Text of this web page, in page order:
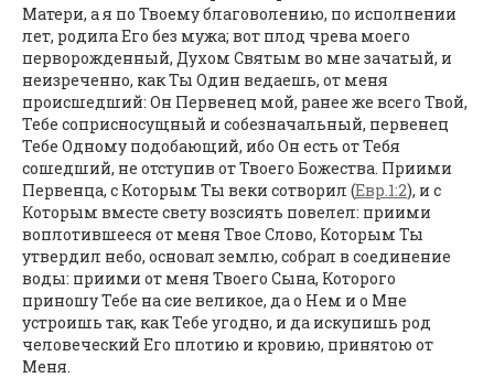
Матери, а я по Твоему благоволению, по исполнении
лет, родила Его без мужа; вот плод чрева моего
перворожденный, Духом Святым во мне зачатый, и
неизреченно, как Ты Один ведаешь, от меня
происшедший: Он Первенец мой, ранее же всего Твой,
Тебе соприсносущный и собезначальный, первенец
Тебе Одному подобающий, ибо Он есть от Тебя
сошедший, не отступив от Твоего Божества. Приими
Первенца, с Которым Ты веки сотворил (Евр.1:2), и с
Которым вместе свету возсиять повелел: приими
воплотившееся от меня Твое Слово, Которым Ты
утвердил небо, основал землю, собрал в соединение
воды: приими от меня Твоего Сына, Которого
приношу Тебе на сие великое, да о Нем и о Мне
устроишь так, как Тебе угодно, и да искупишь род
человеческий Его плотию и кровию, принятою от
Меня.